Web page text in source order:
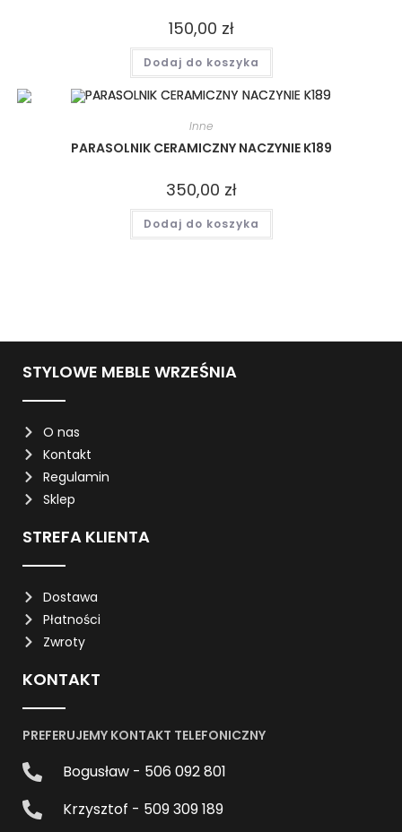
150,00 zł
Dodaj do koszyka
Inne
PARASOLNIK CERAMICZNY NACZYNIE K189
350,00 zł
Dodaj do koszyka
STYLOWE MEBLE WRZEŚNIA
O nas
Kontakt
Regulamin
Sklep
STREFA KLIENTA
Dostawa
Płatności
Zwroty
KONTAKT
PREFERUJEMY KONTAKT TELEFONICZNY
Bogusław - 506 092 801
Krzysztof - 509 309 189